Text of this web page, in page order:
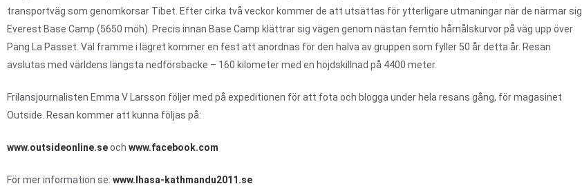
transportväg som genomkorsar Tibet. Efter cirka två veckor kommer de att utsättas för ytterligare utmaningar när de närmar sig
Everest Base Camp (5650 möh). Precis innan Base Camp klättrar sig vägen genom nästan femtio hårnålskurvor på väg upp över
Pang La Passet. Väl framme i lägret kommer en fest att anordnas för den halva av gruppen som fyller 50 år detta år. Resan
avslutas med världens längsta nedförsbacke – 160 kilometer med en höjdskillnad på 4400 meter.
Frilansjournalisten Emma V Larsson följer med på expeditionen för att fota och blogga under hela resans gång, för magasinet
Outside. Resan kommer att kunna följas på:
www.outsideonline.seoch www.facebook.com
För mer information se: www.lhasa-kathmandu2011.se